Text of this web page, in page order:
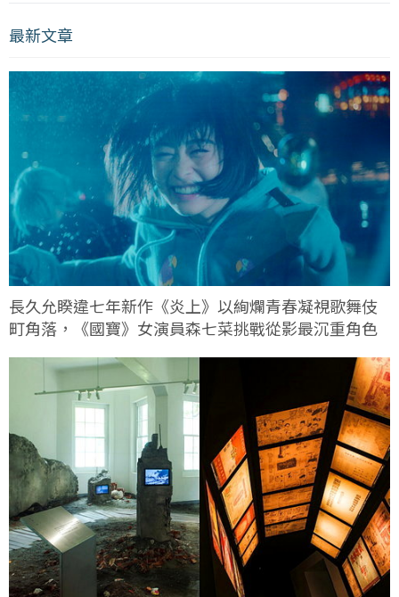
最新文章
長久允睽違七年新作《炎上》以絢爛青春凝視歌舞伎
町角落，《國寶》女演員森七菜挑戰從影最沉重角色